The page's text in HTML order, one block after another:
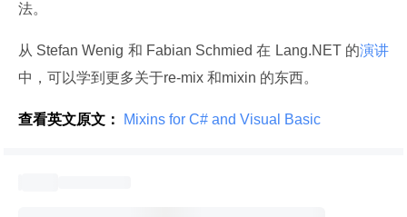
法。
从 Stefan Wenig 和 Fabian Schmied 在 Lang.NET 的演讲
中，可以学到更多关于re-mix 和mixin 的东西。
查看英文原文： Mixins for C# and Visual Basic